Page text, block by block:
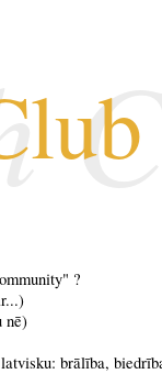
?
nē)
brālība,